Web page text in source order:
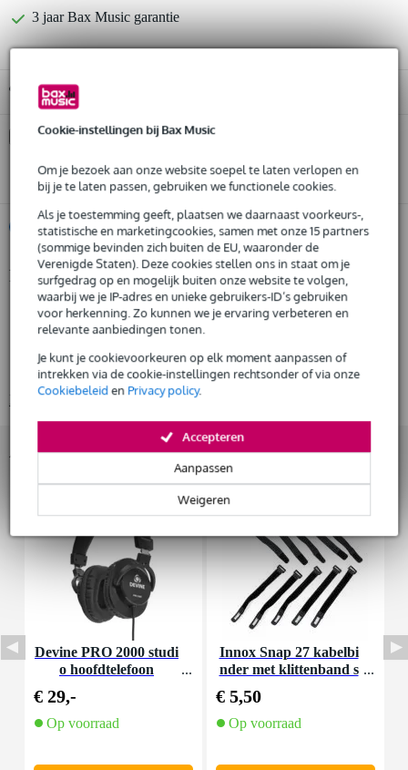
Cookie-instellingen bij Bax Music
Om je bezoek aan onze website soepel te laten verlopen en
bij je te laten passen, gebruiken we functionele cookies.
Als je toestemming geeft, plaatsen we daarnaast voorkeurs-,
statistische en marketingcookies, samen met onze 15 partners
(sommige bevinden zich buiten de EU, waaronder de
Verenigde Staten). Deze cookies stellen ons in staat om je
surfgedrag op en mogelijk buiten onze website te volgen,
waarbij we je IP-adres en unieke gebruikers-ID’s gebruiken
voor herkenning. Zo kunnen we je ervaring verbeteren en
relevante aanbiedingen tonen.
Je kunt je cookievoorkeuren op elk moment aanpassen of
intrekken via de cookie-instellingen rechtsonder of via onze
Cookiebeleiden Privacy policy.
Weigeren
Aanpassen
Accepteren
3 jaar Bax Music garantie
Gratis ophalen in de winkel
Kies nu voor 2 jaar extra Bax Music garantie en meer
€ 19,05 eenmalig
Huur dit product
Huur dit product al vanaf 27 euro per maand
Huur meerdere producten tegelijk: min. € 300,- en max.
€ 2.500,-
Gratisthuisbezorgd of op te halen in de winkel
Al na 4 maanden maandelijks opzegbaar
De mogelijkheid om je product(en) met korting te kopen
Snelle vervanging door Bax Music bij een defect
Huur dit product
Productinformatie
professionele mobiele DAC
geschikt voor smartphones (iOS), Mac en PC
lossless audio streaming via muziekplatforms (Apple Music,
Amazon, Deezer en Tidal, Qobuz)
Bekijk alle productspecificaties
Accessoires (44)
Devine PRO 2000 studi
o hoofdtelefoon
€ 29,-
Op voorraad
Innox Snap 27 kabelbi
nder met klittenband s
€ 5,50
Op voorraad